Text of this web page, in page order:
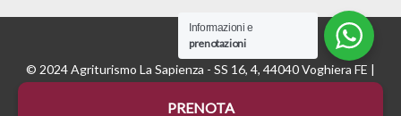
© 2024 Agriturismo La Sapienza - SS 16, 4, 44040 Voghiera FE |
Credits:Digife
PRENOTA
Informazioni e
prenotazioni